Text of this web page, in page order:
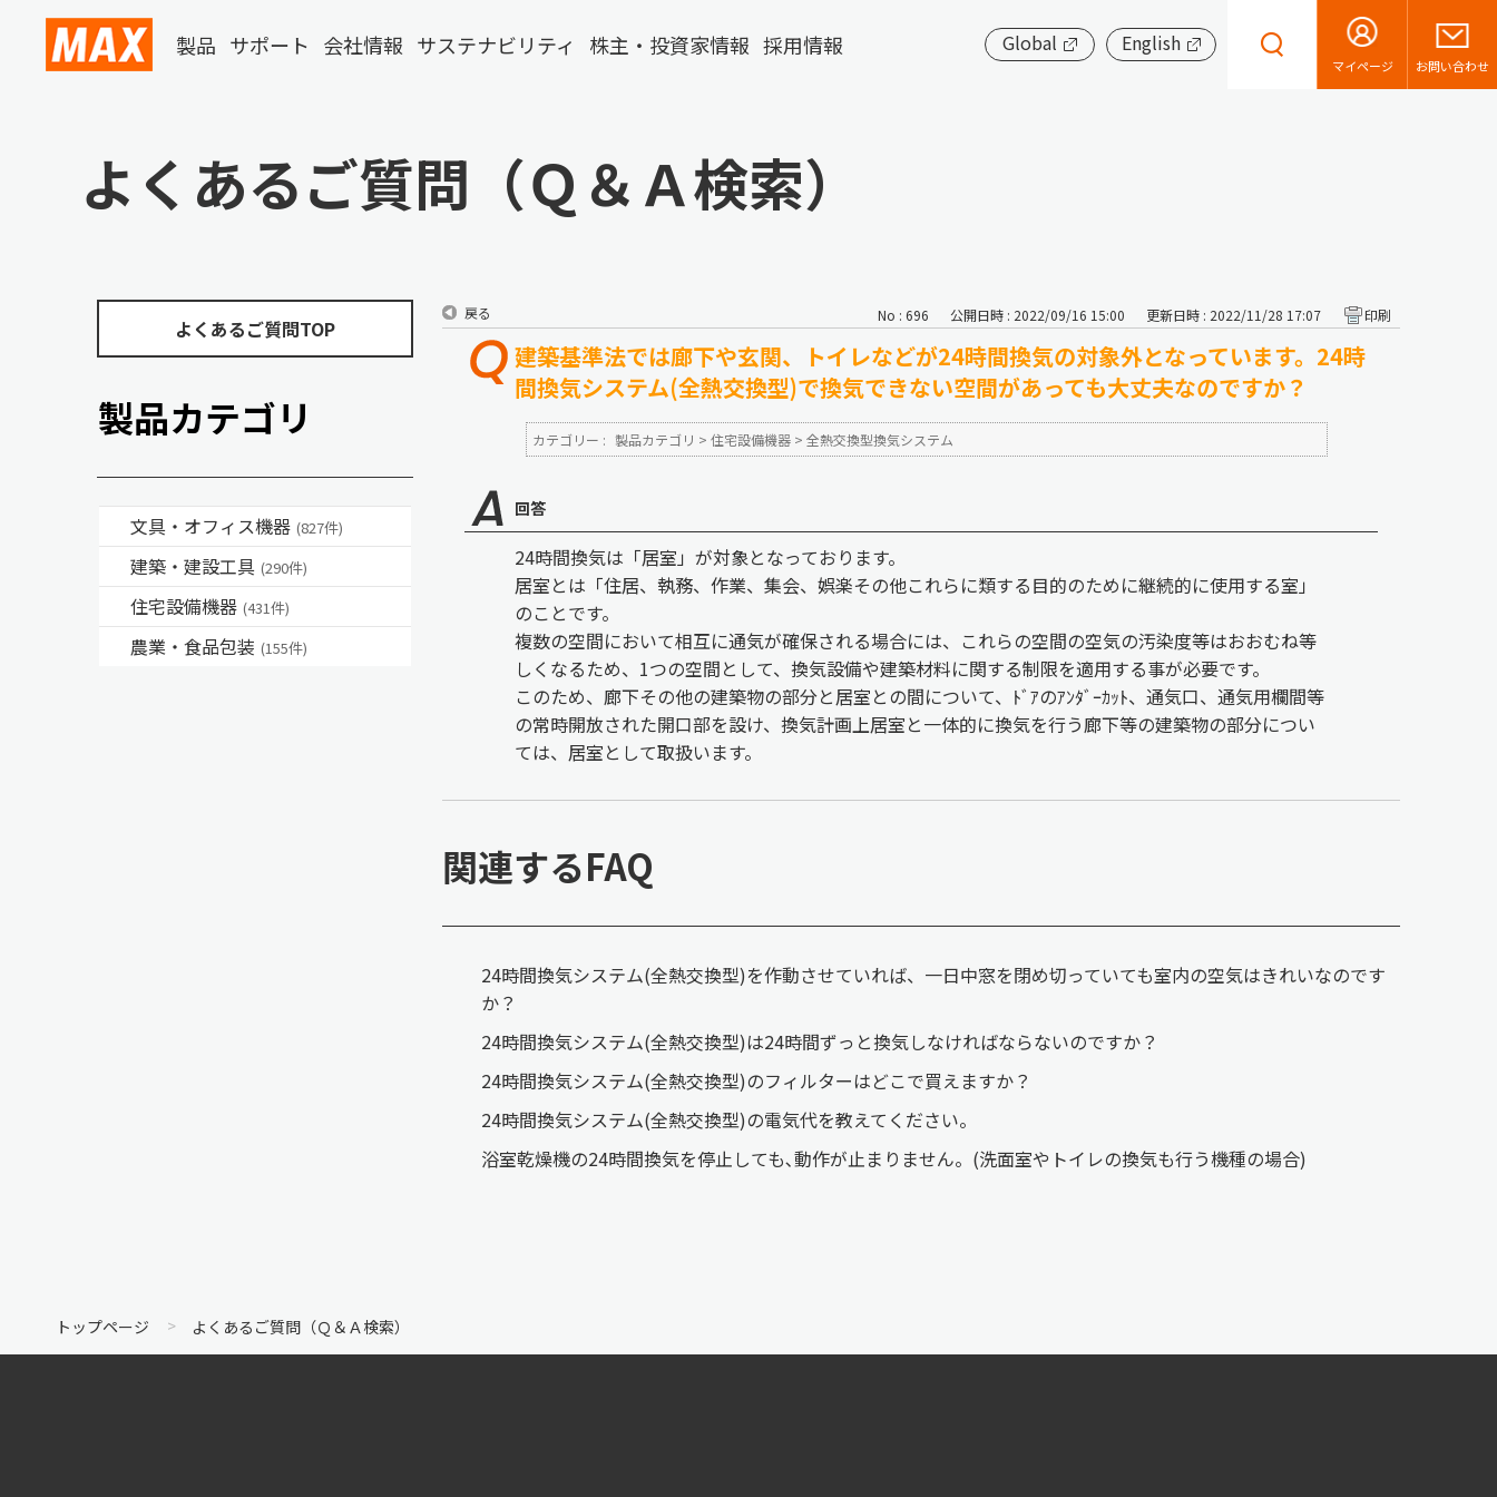
製品 サポート 会社情報 サステナビリティ 株主・投資家情報 採用情報 Global English
マイページ お問い合わせ
よくあるご質問（Ｑ＆Ａ検索）
よくあるご質問TOP
製品カテゴリ
文具・オフィス機器 (827件)
建築・建設工具 (290件)
住宅設備機器 (431件)
農業・食品包装 (155件)
戻る No : 696 公開日時 : 2022/09/16 15:00 更新日時 : 2022/11/28 17:07 印刷
建築基準法では廊下や玄関、トイレなどが24時間換気の対象外となっています。24時
間換気システム(全熱交換型)で換気できない空間があっても大丈夫なのですか？
カテゴリー : 製品カテゴリ > 住宅設備機器 > 全熱交換型換気システム
回答
24時間換気は「居室」が対象となっております。
居室とは「住居、執務、作業、集会、娯楽その他これらに類する目的のために継続的に使用する室」
のことです。
複数の空間において相互に通気が確保される場合には、これらの空間の空気の汚染度等はおおむね等
しくなるため、1つの空間として、換気設備や建築材料に関する制限を適用する事が必要です。
このため、廊下その他の建築物の部分と居室との間について、ﾄﾞｱのｱﾝﾀﾞｰｶｯﾄ、通気口、通気用欄間等
の常時開放された開口部を設け、換気計画上居室と一体的に換気を行う廊下等の建築物の部分につい
ては、居室として取扱います。
関連するFAQ
24時間換気システム(全熱交換型)を作動させていれば、一日中窓を閉め切っていても室内の空気はきれいなのです
か？
24時間換気システム(全熱交換型)は24時間ずっと換気しなければならないのですか？
24時間換気システム(全熱交換型)のフィルターはどこで買えますか？
24時間換気システム(全熱交換型)の電気代を教えてください。
浴室乾燥機の24時間換気を停止しても､動作が止まりません。(洗面室やトイレの換気も行う機種の場合)
トップページ よくあるご質問（Ｑ＆Ａ検索）